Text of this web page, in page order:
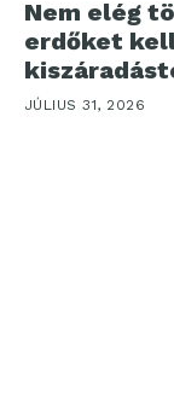
Nem elég
erdőket
JÚLIUS 31, 2026